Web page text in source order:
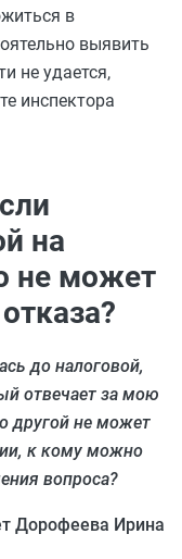
в
выявить
не удается,
инспектора
на
не может
до налоговой,
отвечает за мою
другой не может
к кому можно
вопроса?
Дорофеева Ирина